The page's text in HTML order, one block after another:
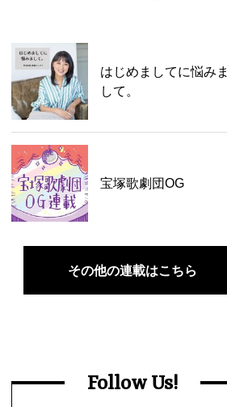
はじめましてに悩みま
して。
宝塚歌劇団OG
その他の連載はこちら
Follow Us!